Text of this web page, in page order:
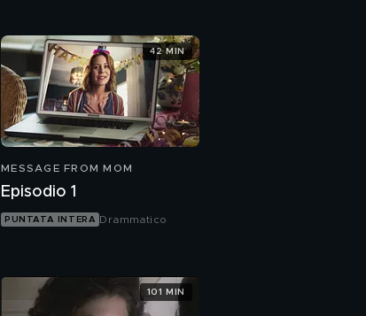
MESSAGE FROM MOM
Episodio 1
PUNTATA INTERA Drammatico
42 MIN
101 MIN